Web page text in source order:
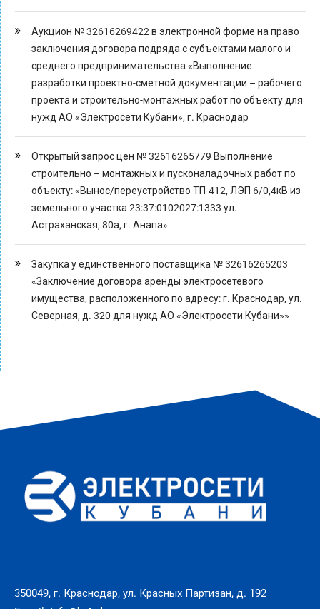
Аукцион № 32616269422 в электронной форме на право
заключения договора подряда с субъектами малого и
среднего предпринимательства «Выполнение
разработки проектно-сметной документации – рабочего
проекта и строительно-монтажных работ по объекту для
нужд АО «Электросети Кубани», г. Краснодар
Открытый запрос цен № 32616265779 Выполнение
строительно – монтажных и пусконаладочных работ по
объекту: «Вынос/переустройство ТП-412, ЛЭП 6/0,4кВ из
земельного участка 23:37:0102027:1333 ул.
Астраханская, 80а, г. Анапа»
Закупка у единственного поставщика № 32616265203
«Заключение договора аренды электросетевого
имущества, расположенного по адресу: г. Краснодар, ул.
Северная, д. 320 для нужд АО «Электросети Кубани»»
350049, г. Краснодар, ул. Красных Партизан, д. 192